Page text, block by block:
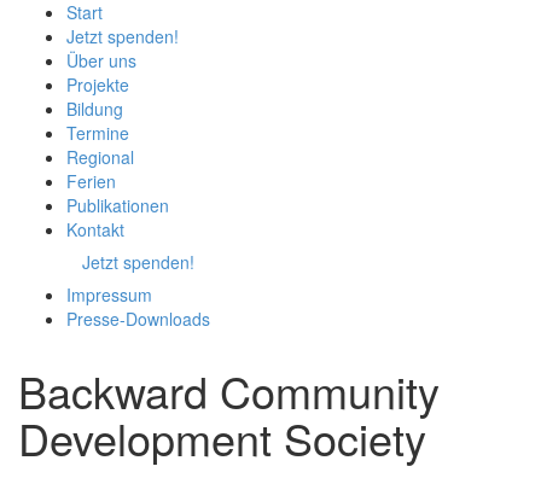
Start
Jetzt spenden!
Über uns
Projekte
Bildung
Termine
Regional
Ferien
Publikationen
Kontakt
Jetzt spenden!
Impressum
Presse-Downloads
Backward Community
Development Society